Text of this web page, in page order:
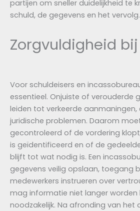
partijen om sneller duidelijkheid te
schuld, de gegevens en het vervolg.
Zorgvuldigheid
Voor schuldeisers en
essentieel. Onjuiste of verouderde
leiden tot verkeerde aanmaningen,
juridische problemen. Daarom
gecontroleerd of de vordering
is geïdentificeerd en of de
blijft tot wat nodig is. Een
gegevens veilig opslaan, toegang
medewerkers instrueren over
mag informatie niet langer
noodzakelijk. Na afronding van het